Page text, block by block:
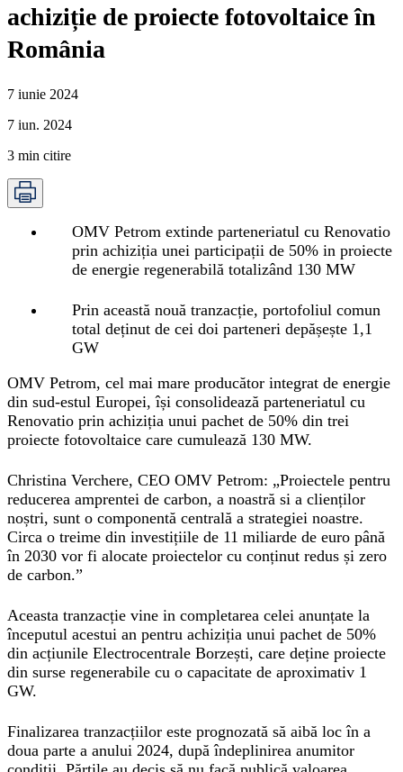
achiziție de proiecte fotovoltaice în
România
7 iunie 2024
7 iun. 2024
3 min citire
OMV Petrom extinde parteneriatul cu Renovatio
prin achiziția unei participații de 50% in proiecte
de energie regenerabilă totalizând 130 MW
Prin această nouă tranzacție, portofoliul comun
total deținut de cei doi parteneri depășește 1,1
GW
OMV Petrom, cel mai mare producător integrat de energie
din sud-estul Europei, își consolidează parteneriatul cu
Renovatio prin achiziția unui pachet de 50% din trei
proiecte fotovoltaice care cumulează 130 MW.
Christina Verchere, CEO OMV Petrom: „Proiectele pentru
reducerea amprentei de carbon, a noastră si a clienților
noștri, sunt o componentă centrală a strategiei noastre.
Circa o treime din investițiile de 11 miliarde de euro până
în 2030 vor fi alocate proiectelor cu conținut redus și zero
de carbon.”
Aceasta tranzacție vine in completarea celei anunțate la
începutul acestui an pentru achiziția unui pachet de 50%
din acțiunile Electrocentrale Borzești, care deține proiecte
din surse regenerabile cu o capacitate de aproximativ 1
GW.
Finalizarea tranzacțiilor este prognozată să aibă loc în a
doua parte a anului 2024, după îndeplinirea anumitor